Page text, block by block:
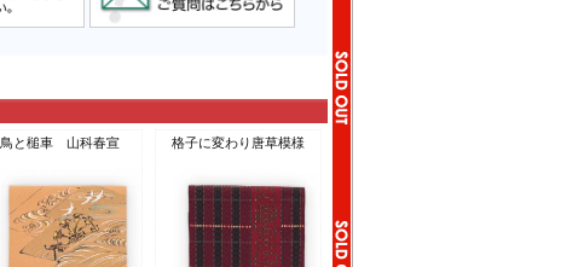
鳥と槌車 山科春宣 格子に変わり唐草模様